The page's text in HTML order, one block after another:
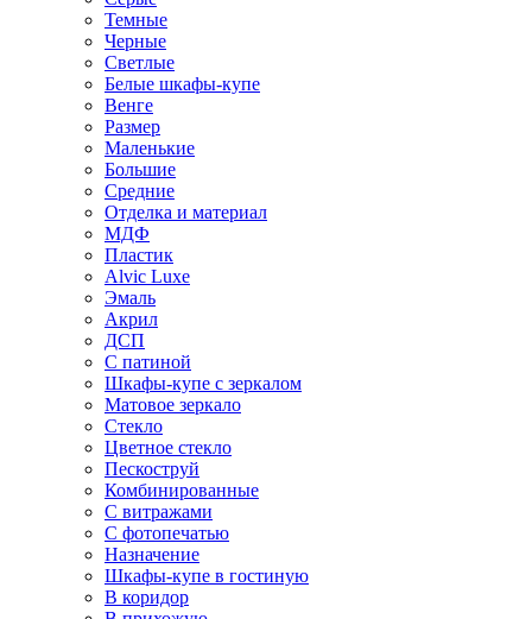
Темные
Черные
Светлые
Белые шкафы-купе
Венге
Размер
Маленькие
Большие
Средние
Отделка и материал
МДФ
Пластик
Alvic Luxe
Эмаль
Акрил
ДСП
С патиной
Шкафы-купе с зеркалом
Матовое зеркало
Стекло
Цветное стекло
Пескоструй
Комбинированные
С витражами
С фотопечатью
Назначение
Шкафы-купе в гостиную
В коридор